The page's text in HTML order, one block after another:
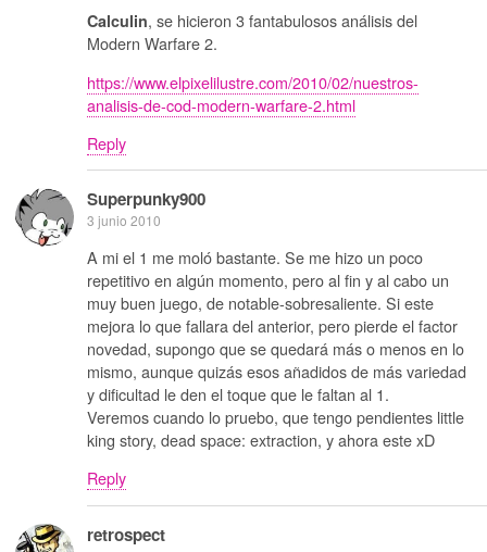
Calculin, se hicieron 3 fantabulosos análisis del
Modern Warfare 2.
https://www.elpixelilustre.com/2010/02/nuestros-
analisis-de-cod-modern-warfare-2.html
Reply
Superpunky900
3 junio 2010
A mi el 1 me moló bastante. Se me hizo un poco
repetitivo en algún momento, pero al fin y al cabo un
muy buen juego, de notable-sobresaliente. Si este
mejora lo que fallara del anterior, pero pierde el factor
novedad, supongo que se quedará más o menos en lo
mismo, aunque quizás esos añadidos de más variedad
y dificultad le den el toque que le faltan al 1.
Veremos cuando lo pruebo, que tengo pendientes little
king story, dead space: extraction, y ahora este xD
Reply
retrospect